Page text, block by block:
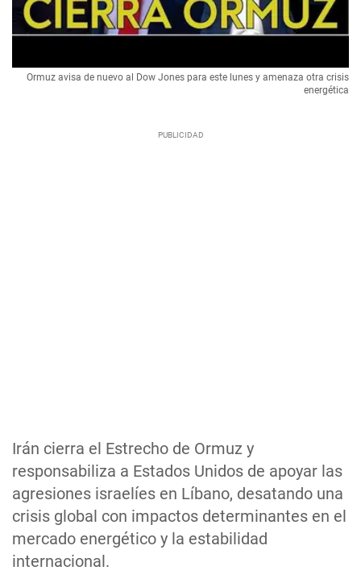
Irán cierra el Estrecho de Ormuz y
responsabiliza a Estados Unidos de apoyar las
agresiones israelíes en Líbano, desatando una
crisis global con impactos determinantes en el
mercado energético y la estabilidad
internacional.
Ormuz avisa de nuevo al Dow Jones para este lunes y amenaza otra crisis
energética